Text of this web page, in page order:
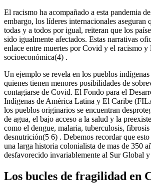
El racismo ha acompañado a esta pandemia
embargo, los líderes internacionales aseguran
todas y a todos por igual, reiteran que los
sido igualmente afectados. Estas narrativas
enlace entre muertes por Covid y el racismo y
socioeconómica(4) .
Un ejemplo se revela en los pueblos
quienes tienen menores posibilidades de
contagiarse de Covid. El Fondo para el
Indígenas de América Latina y El Caribe
los pueblos originarios se encuentran
de agua, el bajo acceso a la salud y la
como el dengue, malaria, tuberculosis,
desnutrición(5 6) . Debemos recordar que esto
una larga historia colonialista de mas de 350
desfavorecido invariablemente al Sur Global y
Los bucles de fragilidad en